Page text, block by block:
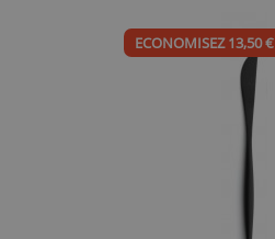
ECONOMISEZ 13,50 €